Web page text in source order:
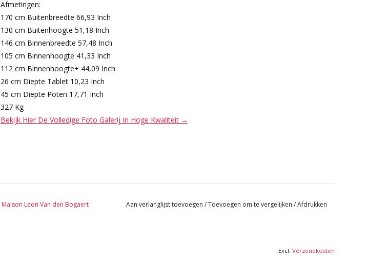
Afmetingen:
170 cm Buitenbreedte 66,93 Inch
130 cm Buitenhoogte 51,18 Inch
146 cm Binnenbreedte 57,48 Inch
105 cm Binnenhoogte 41,33 Inch
112 cm Binnenhoogte+ 44,09 Inch
26 cm Diepte Tablet 10,23 Inch
45 cm Diepte Poten 17,71 Inch
327 Kg
Bekijk Hier De Volledige Foto Galerij In Hoge Kwaliteit →
Maison Leon Van den Bogaert Aan verlanglijst toevoegen /Toevoegen om te vergelijken /Afdrukken
Excl. Verzendkosten